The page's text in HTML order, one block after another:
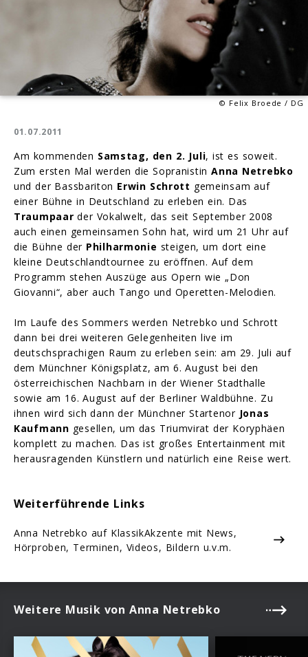
© Felix Broede / DG
01.07.2011
Am kommenden Samstag, den 2. Juli, ist es soweit.
Zum ersten Mal werden die SopranistinAnna Netrebko
und der Bassbariton Erwin Schrott gemeinsam auf
einer Bühne in Deutschland zu erleben ein. Das
Traumpaar der Vokalwelt, das seit September 2008
auch einen gemeinsamen Sohn hat, wird um 21 Uhr auf
die Bühne der Philharmonie steigen, um dort eine
kleine Deutschlandtournee zu eröffnen. Auf dem
Programm stehen Auszüge aus Opern wie „Don
Giovanni“, aber auch Tango und Operetten-Melodien.
Im Laufe des Sommers werden Netrebko und Schrott
dann bei drei weiteren Gelegenheiten live im
deutschsprachigen Raum zu erleben sein: am 29. Juli auf
dem Münchner Königsplatz, am 6. August bei den
österreichischen Nachbarn in der Wiener Stadthalle
sowie am 16. August auf der Berliner Waldbühne. Zu
ihnen wird sich dann der Münchner Startenor Jonas
Kaufmann gesellen, um das Triumvirat der Koryphäen
komplett zu machen. Das ist großes Entertainment mit
herausragenden Künstlern und natürlich eine Reise wert.
Weiterführende Links
Anna Netrebko auf KlassikAkzente mit News,
Hörproben, Terminen, Videos, Bildern u.v.m.
Weitere Musik von Anna Netrebko